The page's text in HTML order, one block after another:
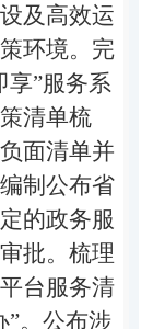
及高效运
环境。完
享”服务系
清单梳
面清单并
制公布省
的政务服
批。梳理
台服务清
”。公布涉